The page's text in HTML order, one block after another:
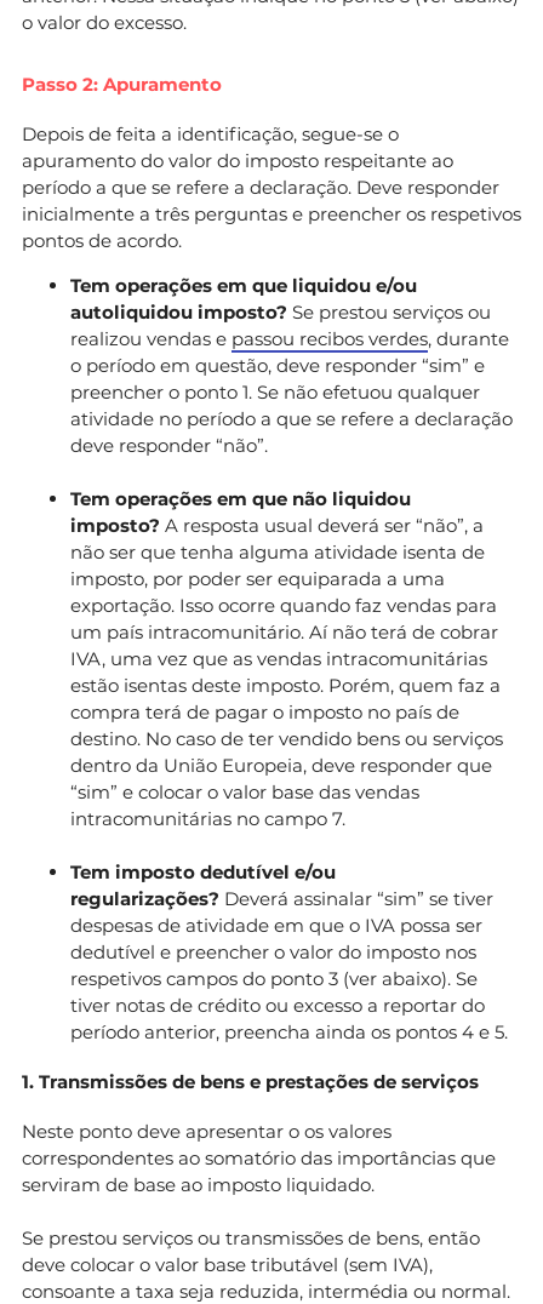
o valor do excesso.
Passo 2: Apuramento
Depois de feita a identificação, segue-se o
apuramento do valor do imposto respeitante ao
período a que se refere a declaração. Deve responder
inicialmente a três perguntas e preencher os respetivos
pontos de acordo.
Tem operações em que liquidou e/ou
autoliquidou imposto? Se prestou serviços ou
realizou vendas e passou recibos verdes, durante
o período em questão, deve responder “sim” e
preencher o ponto 1. Se não efetuou qualquer
atividade no período a que se refere a declaração
deve responder “não”.
Tem operações em que não liquidou
imposto? A resposta usual deverá ser “não”, a
não ser que tenha alguma atividade isenta de
imposto, por poder ser equiparada a uma
exportação. Isso ocorre quando faz vendas para
um país intracomunitário. Aí não terá de cobrar
IVA, uma vez que as vendas intracomunitárias
estão isentas deste imposto. Porém, quem faz a
compra terá de pagar o imposto no país de
destino. No caso de ter vendido bens ou serviços
dentro da União Europeia, deve responder que
“sim” e colocar o valor base das vendas
intracomunitárias no campo 7.
Tem imposto dedutível e/ou
regularizações? Deverá assinalar “sim” se tiver
despesas de atividade em que o IVA possa ser
dedutível e preencher o valor do imposto nos
respetivos campos do ponto 3 (ver abaixo). Se
tiver notas de crédito ou excesso a reportar do
período anterior, preencha ainda os pontos 4 e 5.
1. Transmissões de bens e prestações de serviços
Neste ponto deve apresentar o os valores
correspondentes ao somatório das importâncias que
serviram de base ao imposto liquidado.
Se prestou serviços ou transmissões de bens, então
deve colocar o valor base tributável (sem IVA),
consoante a taxa seja reduzida, intermédia ou normal.